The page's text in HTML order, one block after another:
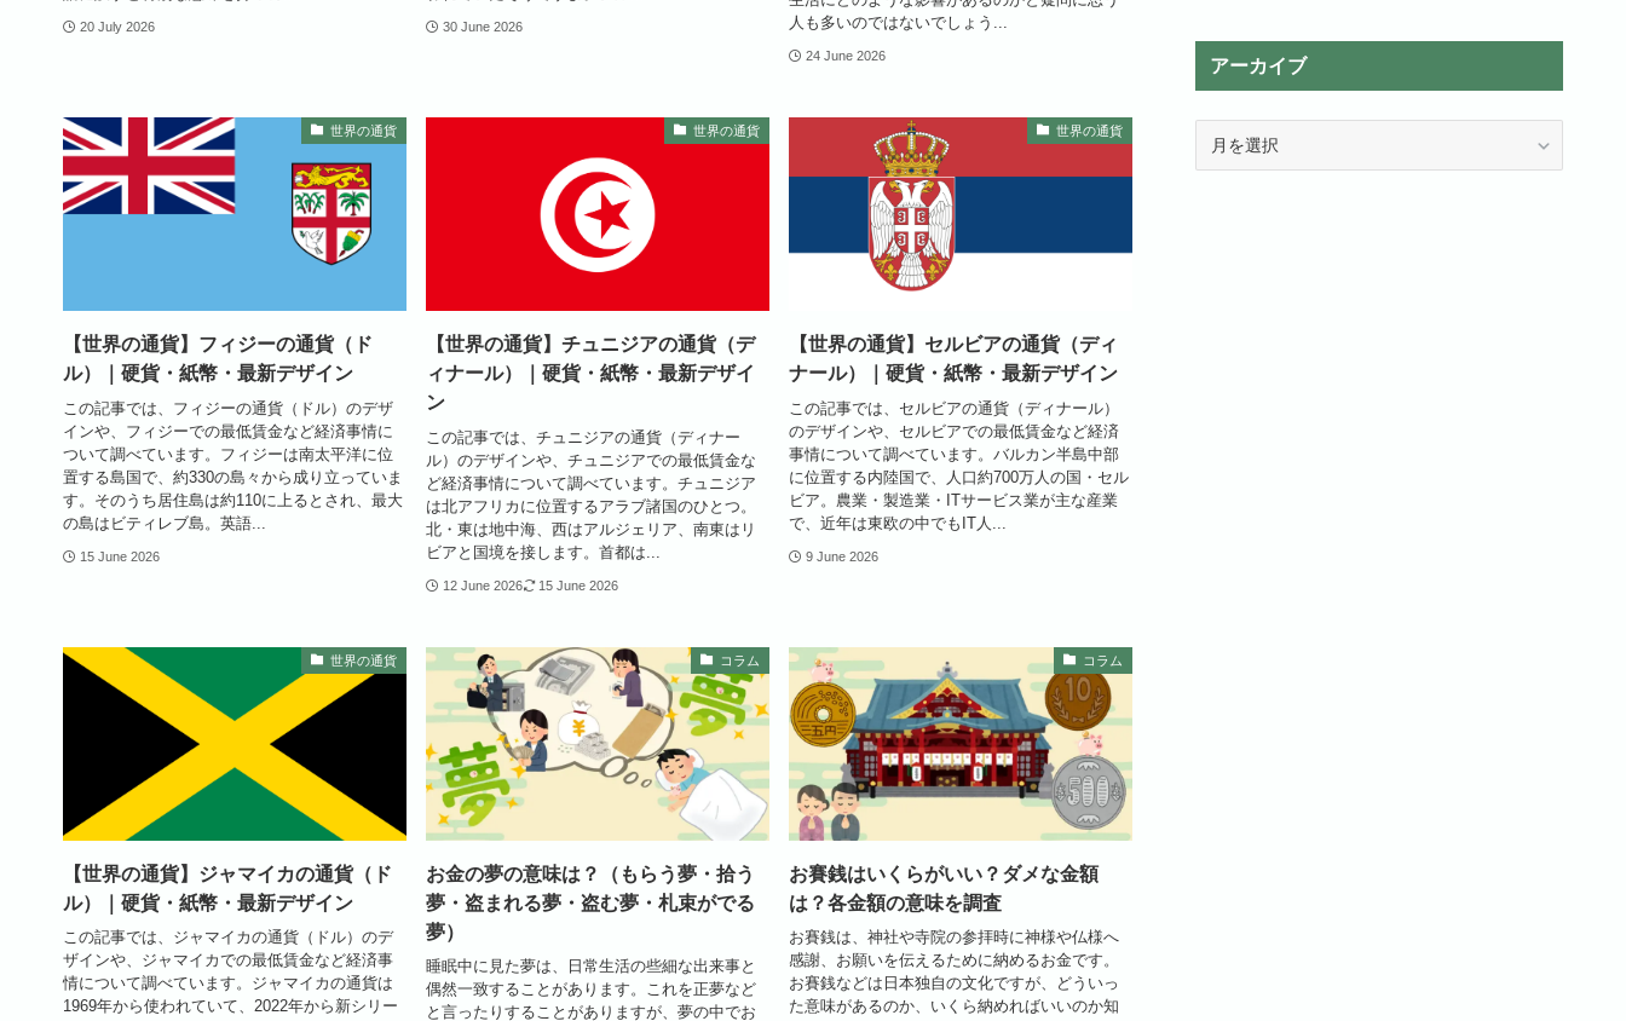
20 July 2026 30 June 2026
人も多いのではないでしょう...
24 June 2026
世界の通貨
【世界の通貨】フィジーの通貨（ド
ル）｜硬貨・紙幣・最新デザイン
この記事では、フィジーの通貨（ドル）のデザ
インや、フィジーでの最低賃金など経済事情に
ついて調べています。フィジーは南太平洋に位
置する島国で、約330の島々から成り立っていま
す。そのうち居住島は約110に上るとされ、最大
の島はビティレブ島。英語...
15 June 2026
世界の通貨
【世界の通貨】チュニジアの通貨（デ
ィナール）｜硬貨・紙幣・最新デザイ
ン
この記事では、チュニジアの通貨（ディナー
ル）のデザインや、チュニジアでの最低賃金な
ど経済事情について調べています。チュニジア
は北アフリカに位置するアラブ諸国のひとつ。
北・東は地中海、西はアルジェリア、南東はリ
ビアと国境を接します。首都は...
12 June 2026 15 June 2026
世界の通貨
【世界の通貨】セルビアの通貨（ディ
ナール）｜硬貨・紙幣・最新デザイン
この記事では、セルビアの通貨（ディナール）
のデザインや、セルビアでの最低賃金など経済
事情について調べています。バルカン半島中部
に位置する内陸国で、人口約700万人の国・セル
ビア。農業・製造業・ITサービス業が主な産業
で、近年は東欧の中でもIT人...
9 June 2026
世界の通貨
【世界の通貨】ジャマイカの通貨（ド
ル）｜硬貨・紙幣・最新デザイン
この記事では、ジャマイカの通貨（ドル）のデ
ザインや、ジャマイカでの最低賃金など経済事
情について調べています。ジャマイカの通貨は
1969年から使われていて、2022年から新シリー
コラム
お金の夢の意味は？（もらう夢・拾う
夢・盗まれる夢・盗む夢・札束がでる
夢）
睡眠中に見た夢は、日常生活の些細な出来事と
偶然一致することがあります。これを正夢など
と言ったりすることがありますが、夢の中でお
コラム
お賽銭はいくらがいい？ダメな金額
は？各金額の意味を調査
お賽銭は、神社や寺院の参拝時に神様や仏様へ
感謝、お願いを伝えるために納めるお金です。
お賽銭などは日本独自の文化ですが、どういっ
た意味があるのか、いくら納めればいいのか知
アーカイブ